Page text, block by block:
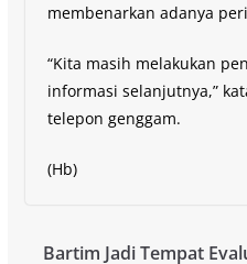
membenarkan adanya
“Kita masih melakukan
informasi selanjutnya,”
telepon genggam.
(Hb)
Bartim Jadi Tempat